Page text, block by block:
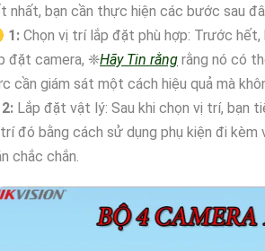
nhất, bạn cần thực hiện các bước sau
1: Chọn vị trí lắp đặt phù hợp: Trước
đặt camera, ❈Hãy Tin rằng rằng nó có
cần giám sát một cách hiệu quả mà
2: Lắp đặt vật lý: Sau khi chọn vị trí, bạn
đó bằng cách sử dụng phụ kiện đi kèm
chắc chắn.